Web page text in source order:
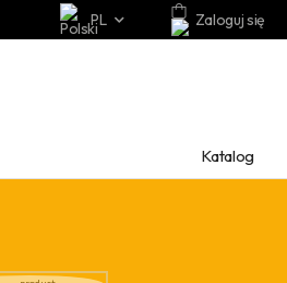
PL Zaloguj się
Katalog